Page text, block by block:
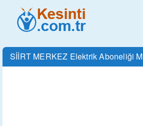
SİİRT MERKEZ Elektrik Aboneliği